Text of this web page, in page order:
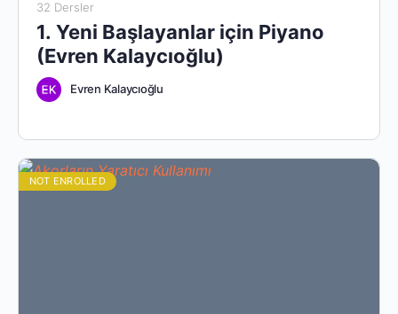
32 Dersler
1. Yeni Başlayanlar için Piyano
(Evren Kalaycıoğlu)
Evren Kalaycıoğlu
NOT ENROLLED